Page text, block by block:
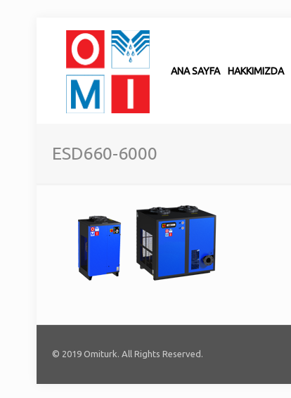
ANA SAYFA HAKKIMIZDA
ESD660-6000
© 2019 Omiturk. All Rights Reserved.